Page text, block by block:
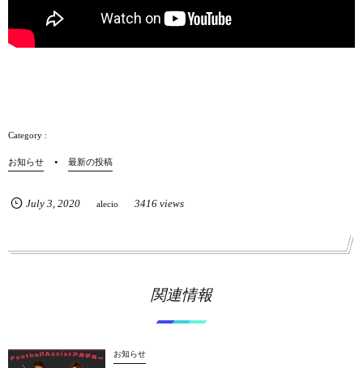
お知らせ 最新の投稿
July 3 2020 alecio 3416 views
関連情報
お知らせ